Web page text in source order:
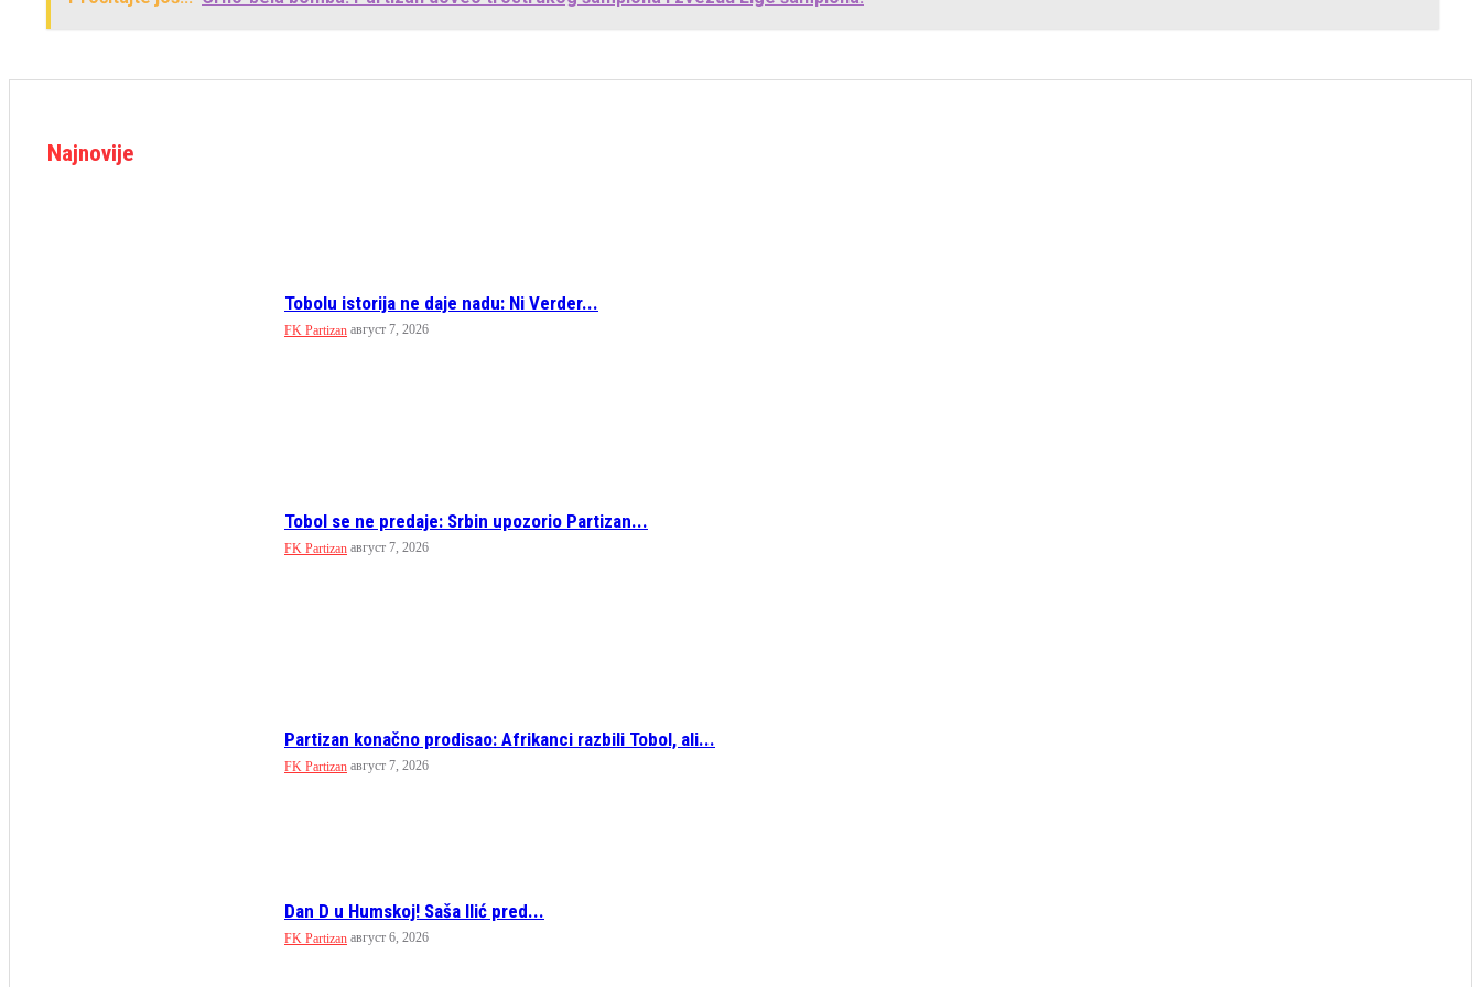
Najnovije
Tobolu istorija ne daje nadu: Ni Verder...
FK Partizan август 7, 2026
Tobol se ne predaje: Srbin upozorio Partizan...
FK Partizan август 7, 2026
Partizan konačno prodisao: Afrikanci razbili Tobol, ali...
FK Partizan август 7, 2026
Dan D u Humskoj! Saša Ilić pred...
FK Partizan август 6, 2026